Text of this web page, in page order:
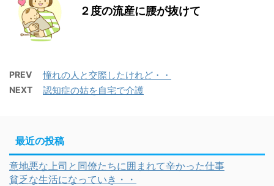
２度の流産に腰が抜けて
PREV 憧れの人と交際したけれど・・
NEXT 認知症の姑を自宅で介護
最近の投稿
意地悪な上司と同僚たちに囲まれて辛かった仕事
貧乏な生活になっていき・・